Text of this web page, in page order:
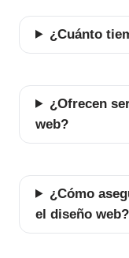
¿Cuánto
¿Ofrecen
web?
¿Cómo
el diseño web?